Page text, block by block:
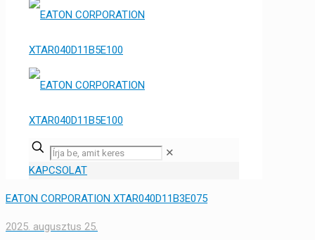
✕
KAPCSOLAT
EATON CORPORATION XTAR040D11B3E075
2025. augusztus 25.